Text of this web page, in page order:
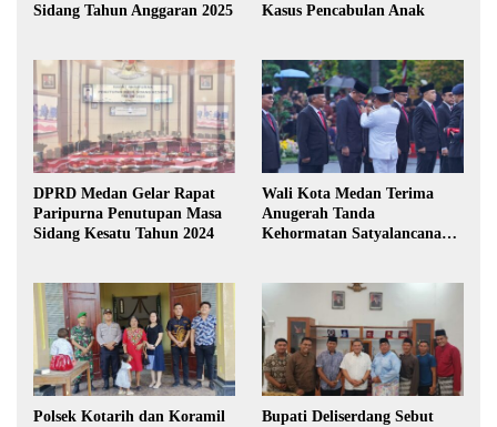
Sidang Tahun Anggaran 2025
Kasus Pencabulan Anak
DPRD Medan Gelar Rapat
Paripurna Penutupan Masa
Sidang Kesatu Tahun 2024
Wali Kota Medan Terima
Anugerah Tanda
Kehormatan Satyalancana
Polsek Kotarih dan Koramil
Bupati Deliserdang Sebut